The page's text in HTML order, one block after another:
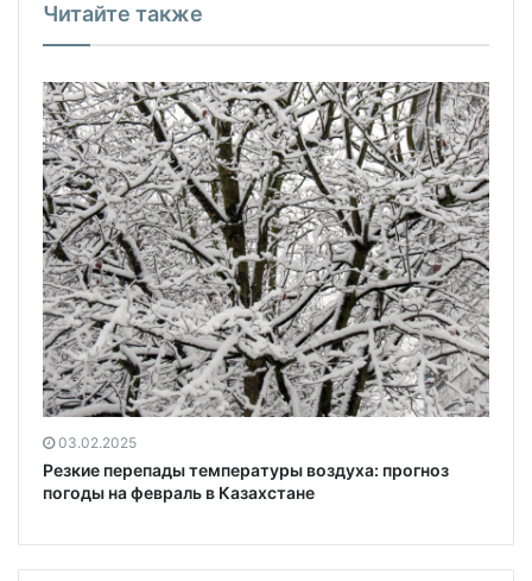
Читайте также
03.02.2025
Резкие перепады температуры воздуха: прогноз
погоды на февраль в Казахстане